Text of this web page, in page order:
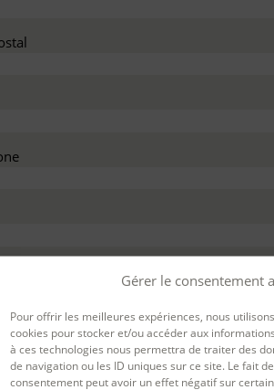
Gérer le consentement
Pour offrir les meilleures expériences, nous
cookies pour stocker et/ou accéder aux
à ces technologies nous permettra de traiter des
de navigation ou les ID uniques sur ce site. Le fait
consentement peut avoir un effet négatif sur
ce devis :
personnel
Pour bénéficier d’un
vous inscrire à :